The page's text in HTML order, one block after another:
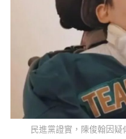
民進黨證實，陳俊翰因疑